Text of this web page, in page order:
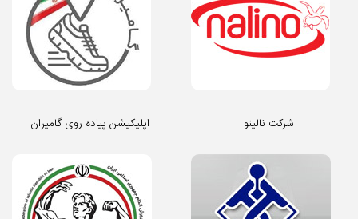
اپلیکیشن پیاده روی گامیران شرکت نالینو